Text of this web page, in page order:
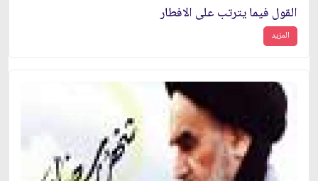
القول فيما يترتب على الافطار
المزيد